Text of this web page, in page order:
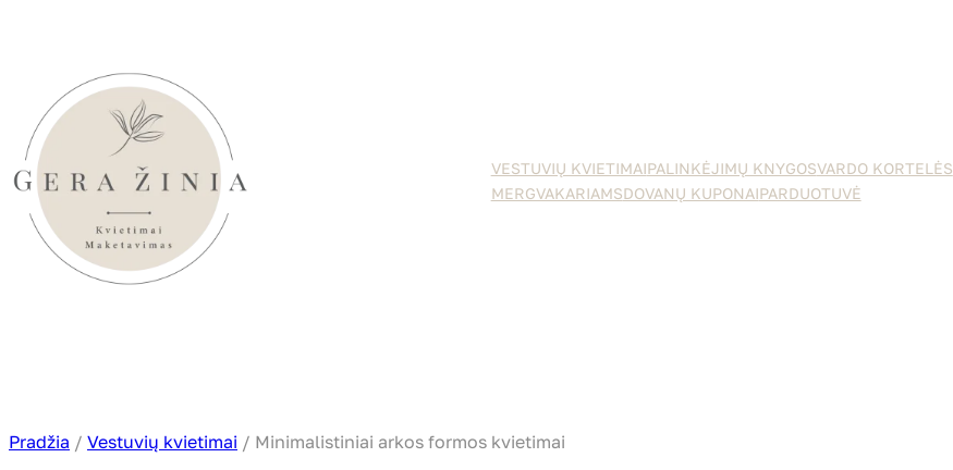
VESTUVIŲ KVIETIMAIPALINKĖJIMŲ KNYGOSVARDO KORTELĖS
MERGVAKARIAMSDOVANŲ KUPONAIPARDUOTUVĖ
Pradžia / Vestuvių kvietimai / Minimalistiniai arkos formos kvietimai